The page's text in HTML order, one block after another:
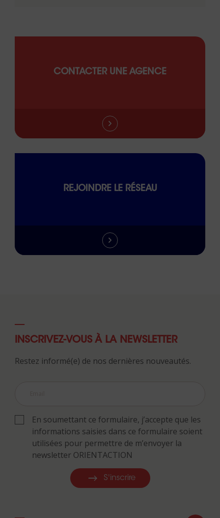
CONTACTER UNE AGENCE
REJOINDRE LE RÉSEAU
INSCRIVEZ-VOUS À LA NEWSLETTER
Restez informé(e) de nos dernières nouveautés.
En soumettant ce formulaire, j’accepte que les
informations saisies dans ce formulaire soient
utilisées pour permettre de m’envoyer la
newsletter ORIENTACTION
S'inscrire